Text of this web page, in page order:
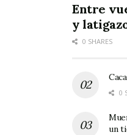
Entre
y
0 SHARES
0
un